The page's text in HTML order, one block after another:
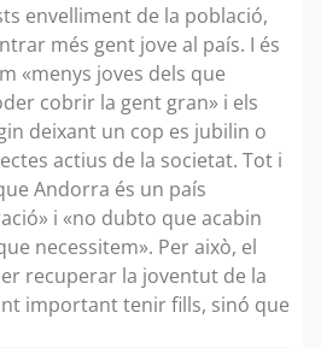
envelliment de la població,
més gent jove al país. I és
«menys joves dels que
cobrir la gent gran» i els
deixant un cop es jubilin o
actius de la societat. Tot i
Andorra és un país
i «no dubto que acabin
necessitem». Per això, el
recuperar la joventut de la
important tenir fills, sinó que